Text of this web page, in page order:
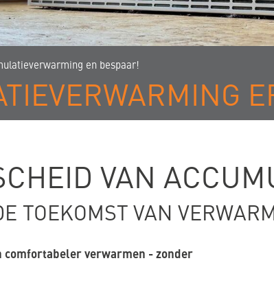
en bespaar!
VAN
TOEKOMST VAN
comfortabeler verwarmen - zonder